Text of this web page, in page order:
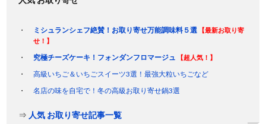
ミシュランシェフ絶賛！お取り寄せ万能調味料５選
【最新お取り寄
せ！】
究極チーズケーキ！フォンダンフロマージュ 【超人気！】
高級いちご＆いちごスイーツ3選！最強大粒いちごなど
名店の味を自宅で！冬の高級お取り寄せ鍋3選
⇒ 人気 お取り寄せ記事一覧